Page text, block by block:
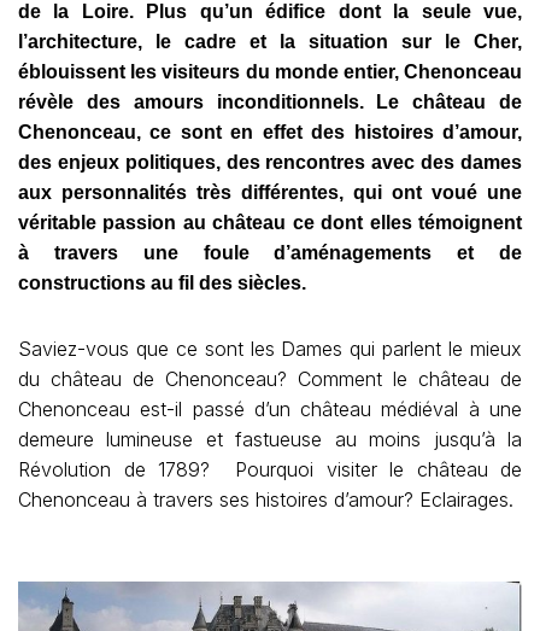
de la Loire. Plus qu’un édifice dont la seule vue,
l’architecture, le cadre et la situation sur le Cher,
éblouissent les visiteurs du monde entier, Chenonceau
révèle des amours inconditionnels. Le château de
Chenonceau, ce sont en effet des histoires d’amour,
des enjeux politiques, des rencontres avec des dames
aux personnalités très différentes, qui ont voué une
véritable passion au château ce dont elles témoignent
à travers une foule d’aménagements et de
constructions au fil des siècles.
Saviez-vous que ce sont les Dames qui parlent le mieux
du château de Chenonceau? Comment le château de
Chenonceau est-il passé d’un château médiéval à une
demeure lumineuse et fastueuse au moins jusqu’à la
Révolution de 1789? Pourquoi visiter le château de
Chenonceau à travers ses histoires d’amour? Eclairages.